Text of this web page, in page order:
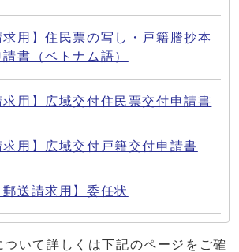
求用】住民票の写し・戸籍謄抄本
書（ベトナム語）
求用】広域交付住民票交付申請書
求用】広域交付戸籍交付申請書
郵送請求用】委任状
いて詳しくは下記のページをご確